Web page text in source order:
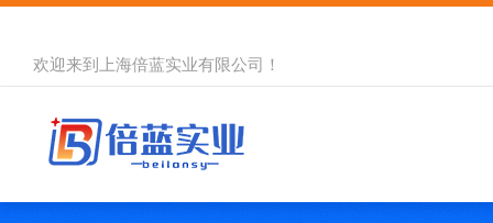
欢迎来到 上海倍蓝实业有限公司 ！